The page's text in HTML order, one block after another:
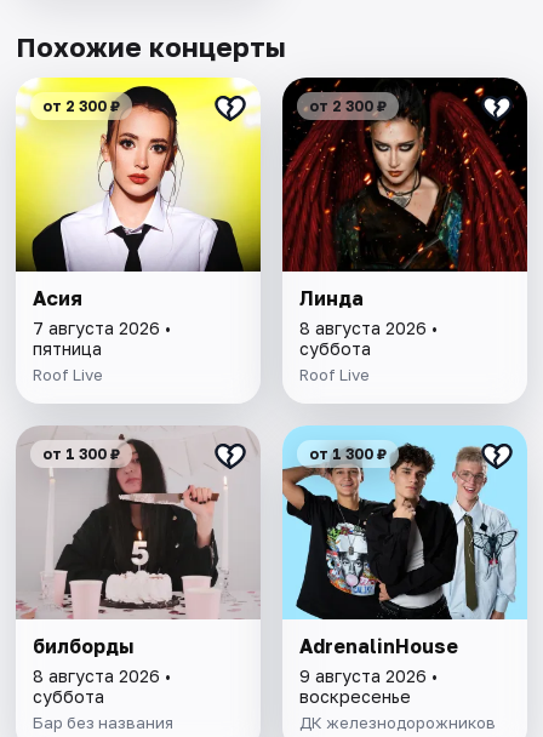
Похожие концерты
от 2 300 ₽
Асия
7 августа 2026 •
пятница
Roof Live
от 2 300 ₽
Линда
8 августа 2026 •
суббота
Roof Live
от 1 300 ₽
билборды
8 августа 2026 •
суббота
Бар без названия
от 1 300 ₽
AdrenalinHouse
9 августа 2026 •
воскресенье
ДК железнодорожников